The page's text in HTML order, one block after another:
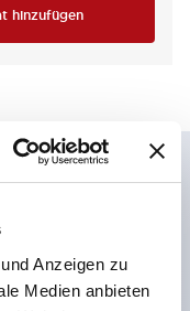
Anzeigen zu
Medien anbieten
hinzufügen
Montage einer